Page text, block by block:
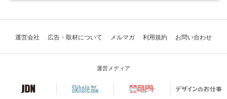
運営会社 広告・取材について メルマガ 利用規約 お問い合わせ
運営メディア